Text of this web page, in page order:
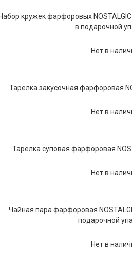
кружек фарфоровых
в подарочной
Нет в
Тарелка закусочная фарфоровая
Нет в
Тарелка суповая фарфоровая
Нет в
Чайная пара фарфоровая
подарочной
Нет в